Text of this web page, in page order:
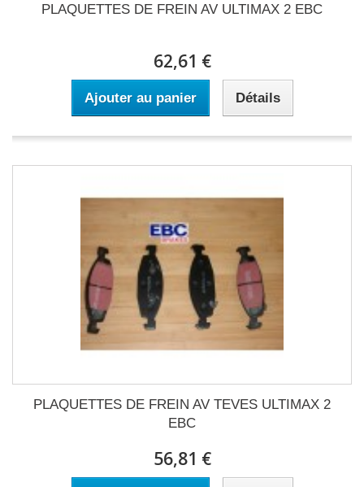
PLAQUETTES DE FREIN AV ULTIMAX 2 EBC
62,61 €
Ajouter au panier Détails
PLAQUETTES DE FREIN AV TEVES ULTIMAX 2
EBC
56,81 €